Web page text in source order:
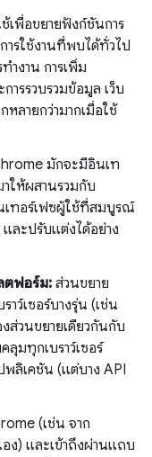
เพื่อขยายฟังก์ชันการ
ารใช้งานที่พบได้ทั่วไป
ำงาน การเพิ่ม
ารรวบรวมข้อมูล เว็บ
ลายกว่ามากเมื่อใช้
มักจะมีอินเท
ให้ผสานรวมกับ
เทอร์เฟซผู้ใช้ที่สมบูรณ์
ละปรับแต่งได้อย่าง
ตฟอร์ม: ส่วนขยาย
ว์เซอร์บางรุ่น (เช่น
ส่วนขยายเดียวกันกับ
มทุกเบราว์เซอร์
พลิเคชัน (แต่บาง API
(เช่น จาก
ง) และเข้าถึงผ่านแถบ